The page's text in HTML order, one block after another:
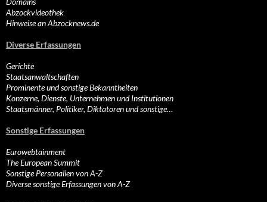
Abzockvideothek
Hinweise an Abzocknews.de
Diverse Erfassungen
Gerichte
Staatsanwaltschaften
Prominente und sonstige Bekanntheiten
Konzerne, Dienste, Unternehmen und Institutionen
Staatsmänner, Politiker, Diktatoren und sonstige…
Sonstige Erfassungen
Eurowebtainment
The European Summit
Sonstige Personalien von A-Z
Diverse sonstige Erfassungen von A-Z